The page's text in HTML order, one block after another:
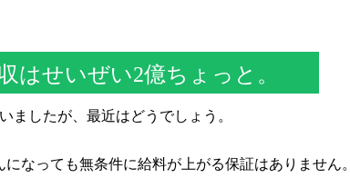
はせいぜい2億ちょっと。
ましたが、最近はどうでしょう。
なっても無条件に給料が上がる保証はありません。